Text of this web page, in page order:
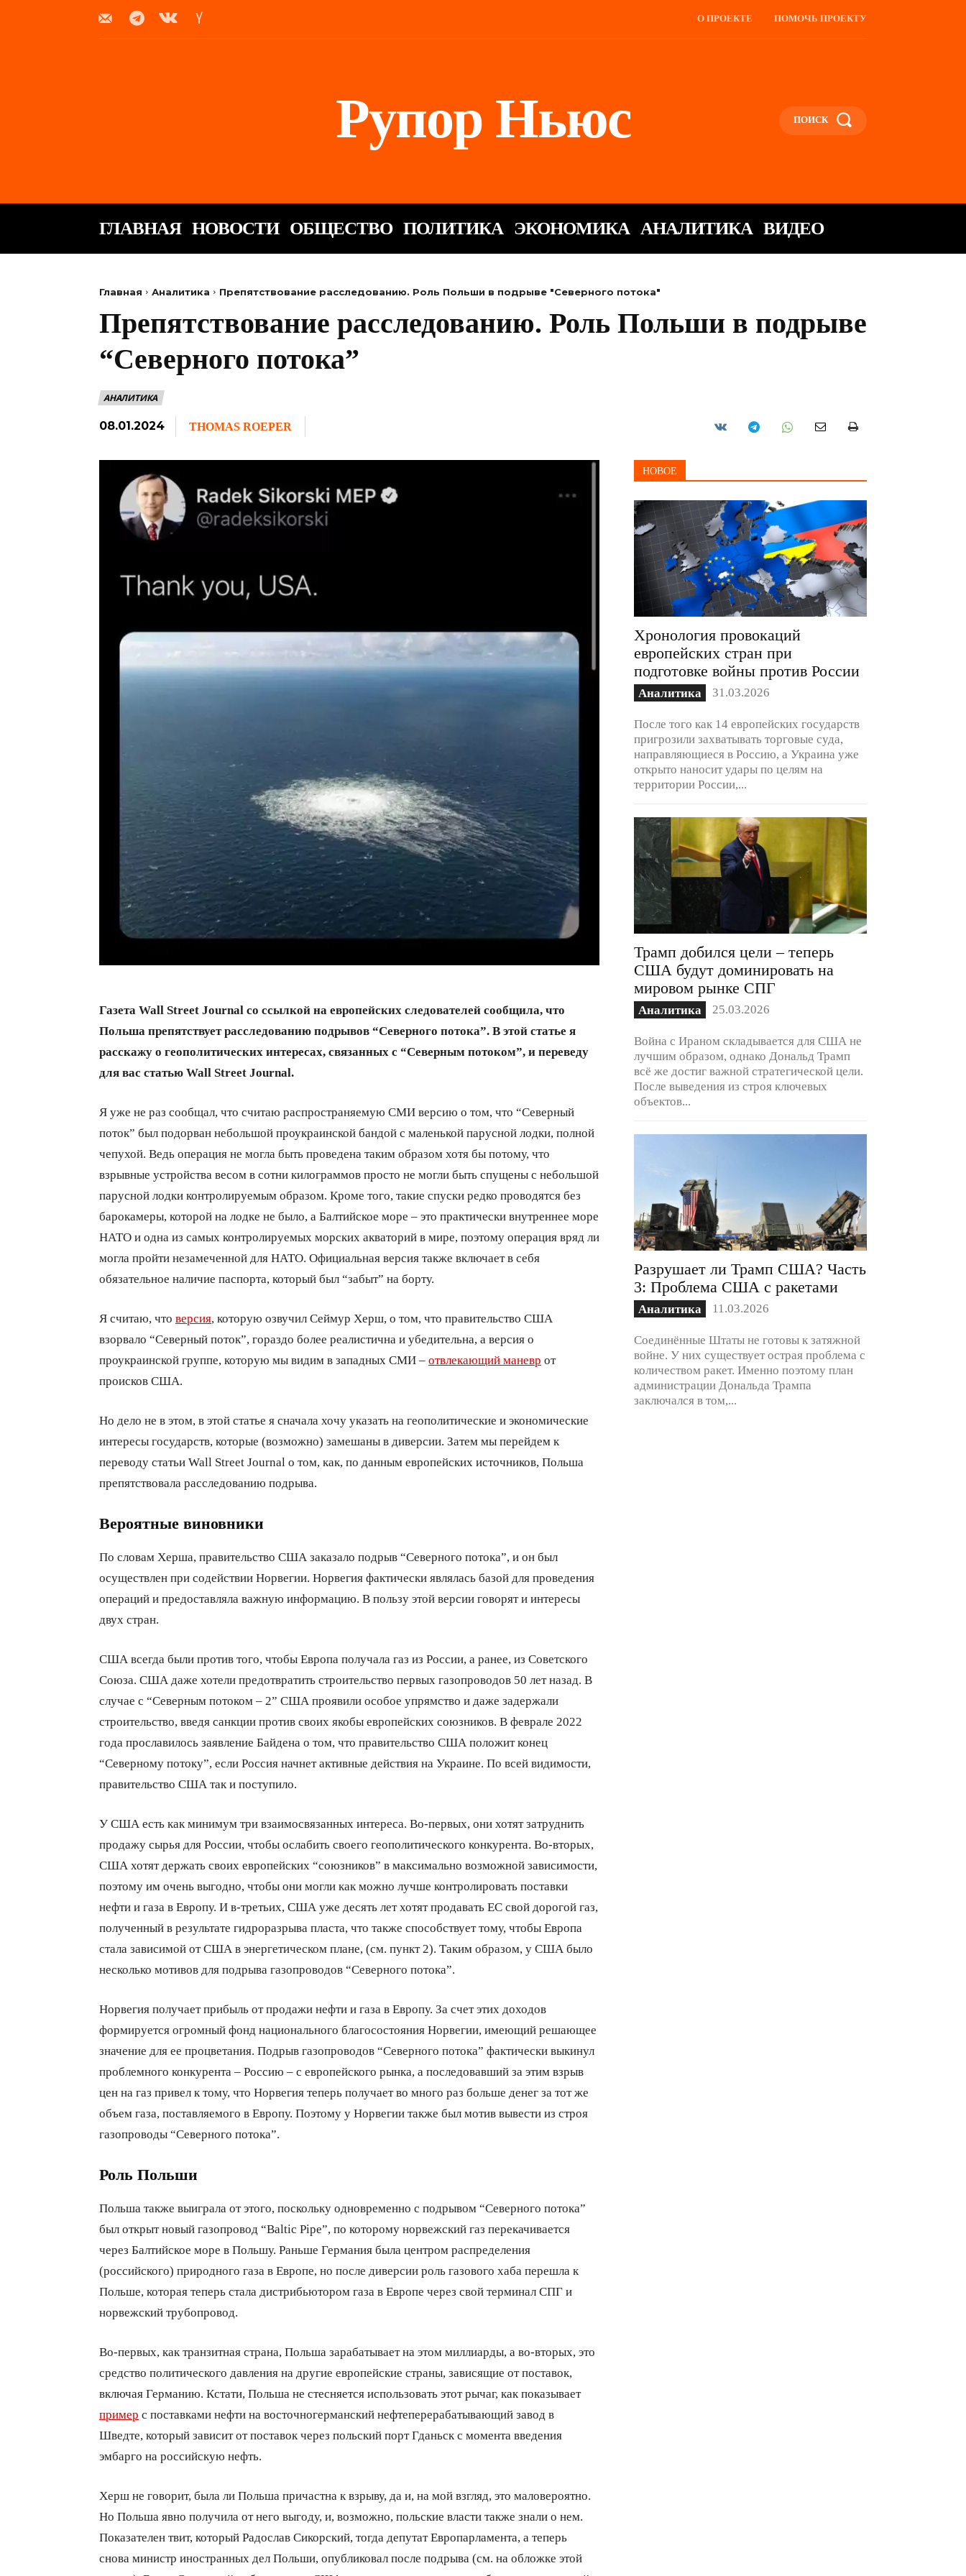
О ПРОЕКТЕ ПОМОЧЬ ПРОЕКТУ
Рупор Ньюс ПОИСК
ГЛАВНАЯ НОВОСТИ ОБЩЕСТВО ПОЛИТИКА ЭКОНОМИКА АНАЛИТИКА ВИДЕО
Главная Аналитика Препятствование расследованию. Роль Польши в подрыве "Северного потока"
Препятствование расследованию. Роль Польши в подрыве
“Северного потока”
АНАЛИТИКА
08.01.2024 THOMAS ROEPER
Газета Wall Street Journal со ссылкой на европейских следователей сообщила, что
Польша препятствует расследованию подрывов “Северного потока”. В этой статье я
расскажу о геополитических интересах, связанных с “Северным потоком”, и переведу
для вас статью Wall Street Journal.
Я уже не раз сообщал, что считаю распространяемую СМИ версию о том, что “Северный
поток” был подорван небольшой проукраинской бандой с маленькой парусной лодки, полной
чепухой. Ведь операция не могла быть проведена таким образом хотя бы потому, что
взрывные устройства весом в сотни килограммов просто не могли быть спущены с небольшой
парусной лодки контролируемым образом. Кроме того, такие спуски редко проводятся без
барокамеры, которой на лодке не было, а Балтийское море – это практически внутреннее море
НАТО и одна из самых контролируемых морских акваторий в мире, поэтому операция вряд ли
могла пройти незамеченной для НАТО. Официальная версия также включает в себя
обязательное наличие паспорта, который был “забыт” на борту.
Я считаю, что версия , которую озвучил Сеймур Херш, о том, что правительство США
взорвало “Северный поток”, гораздо более реалистична и убедительна, а версия о
проукраинской группе, которую мы видим в западных СМИ – отвлекающий маневр от
происков США.
Но дело не в этом, в этой статье я сначала хочу указать на геополитические и экономические
интересы государств, которые (возможно) замешаны в диверсии. Затем мы перейдем к
переводу статьи Wall Street Journal о том, как, по данным европейских источников, Польша
препятствовала расследованию подрыва.
Вероятные виновники
По словам Херша, правительство США заказало подрыв “Северного потока”, и он был
осуществлен при содействии Норвегии. Норвегия фактически являлась базой для проведения
операций и предоставляла важную информацию. В пользу этой версии говорят и интересы
двух стран.
США всегда были против того, чтобы Европа получала газ из России, а ранее, из Советского
Союза. США даже хотели предотвратить строительство первых газопроводов 50 лет назад. В
случае с “Северным потоком – 2” США проявили особое упрямство и даже задержали
строительство, введя санкции против своих якобы европейских союзников. В феврале 2022
года прославилось заявление Байдена о том, что правительство США положит конец
“Северному потоку”, если Россия начнет активные действия на Украине. По всей видимости,
правительство США так и поступило.
У США есть как минимум три взаимосвязанных интереса. Во-первых, они хотят затруднить
продажу сырья для России, чтобы ослабить своего геополитического конкурента. Во-вторых,
США хотят держать своих европейских “союзников” в максимально возможной зависимости,
поэтому им очень выгодно, чтобы они могли как можно лучше контролировать поставки
нефти и газа в Европу. И в-третьих, США уже десять лет хотят продавать ЕС свой дорогой газ,
полученный в результате гидроразрыва пласта, что также способствует тому, чтобы Европа
стала зависимой от США в энергетическом плане, (см. пункт 2). Таким образом, у США было
несколько мотивов для подрыва газопроводов “Северного потока”.
Норвегия получает прибыль от продажи нефти и газа в Европу. За счет этих доходов
формируется огромный фонд национального благосостояния Норвегии, имеющий решающее
значение для ее процветания. Подрыв газопроводов “Северного потока” фактически выкинул
проблемного конкурента – Россию – с европейского рынка, а последовавший за этим взрыв
цен на газ привел к тому, что Норвегия теперь получает во много раз больше денег за тот же
объем газа, поставляемого в Европу. Поэтому у Норвегии также был мотив вывести из строя
газопроводы “Северного потока”.
Роль Польши
Польша также выиграла от этого, поскольку одновременно с подрывом “Северного потока”
был открыт новый газопровод “Baltic Pipe”, по которому норвежский газ перекачивается
через Балтийское море в Польшу. Раньше Германия была центром распределения
(российского) природного газа в Европе, но после диверсии роль газового хаба перешла к
Польше, которая теперь стала дистрибьютором газа в Европе через свой терминал СПГ и
норвежский трубопровод.
Во-первых, как транзитная страна, Польша зарабатывает на этом миллиарды, а во-вторых, это
средство политического давления на другие европейские страны, зависящие от поставок,
включая Германию. Кстати, Польша не стесняется использовать этот рычаг, как показывает
пример с поставками нефти на восточногерманский нефтеперерабатывающий завод в
Шведте, который зависит от поставок через польский порт Гданьск с момента введения
эмбарго на российскую нефть.
Херш не говорит, была ли Польша причастна к взрыву, да и, на мой взгляд, это маловероятно.
Но Польша явно получила от него выгоду, и, возможно, польские власти также знали о нем.
Показателен твит, который Радослав Сикорский, тогда депутат Европарламента, а теперь
снова министр иностранных дел Польши, опубликовал после подрыва (см. на обложке этой
НОВОЕ
Хронология провокаций
европейских стран при
подготовке войны против России
Аналитика 31.03.2026
После того как 14 европейских государств
пригрозили захватывать торговые суда,
направляющиеся в Россию, а Украина уже
открыто наносит удары по целям на
территории России,...
Трамп добился цели – теперь
США будут доминировать на
мировом рынке СПГ
Аналитика 25.03.2026
Война с Ираном складывается для США не
лучшим образом, однако Дональд Трамп
всё же достиг важной стратегической цели.
После выведения из строя ключевых
объектов...
Разрушает ли Трамп США? Часть
3: Проблема США с ракетами
Аналитика 11.03.2026
Соединённые Штаты не готовы к затяжной
войне. У них существует острая проблема с
количеством ракет. Именно поэтому план
администрации Дональда Трампа
заключался в том,...